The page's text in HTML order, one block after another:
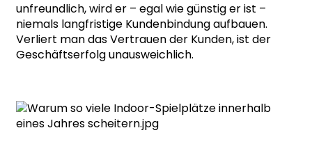
unfreundlich, wird er – egal wie günstig er ist –
niemals langfristige Kundenbindung aufbauen.
Verliert man das Vertrauen der Kunden, ist der
Geschäftserfolg unausweichlich.